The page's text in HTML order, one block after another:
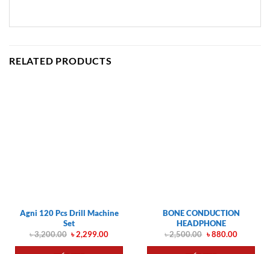
RELATED PRODUCTS
Agni 120 Pcs Drill Machine
Set
৳3,200.00 Original
price
was:
৳2,299.00Current
is:
BONE CONDUCTION
HEADPHONE
৳2,500.00 Original
was:
৳880.00Current
is: